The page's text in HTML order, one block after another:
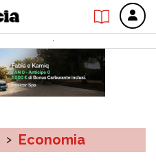
> Economia